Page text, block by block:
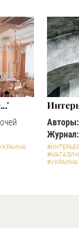
Авторы:
Журнал:
#УКРАИНА